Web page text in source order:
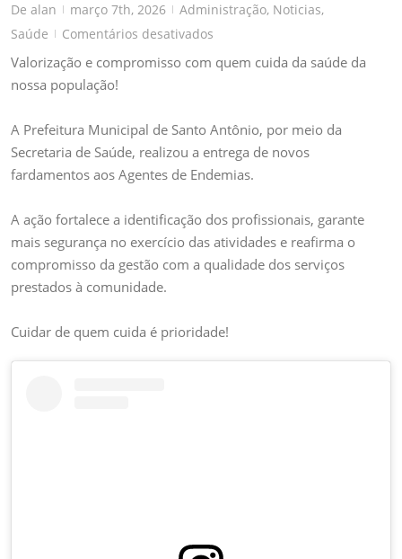
De alan | março 7th, 2026 | Administração, Noticias,
Saúde
| Comentários desativados
VALORIZAÇÃO
COM
QUEM
CUIDA
DA
NOSSA
Valorização e compromisso com quem cuida da saúde da
nossa população!
A Prefeitura Municipal de Santo Antônio, por meio da
Secretaria de Saúde, realizou a entrega de novos
fardamentos aos Agentes de Endemias.
A ação fortalece a identificação dos profissionais, garante
mais segurança no exercício das atividades e reafirma o
compromisso da gestão com a qualidade dos serviços
prestados à comunidade.
Cuidar de quem cuida é prioridade!